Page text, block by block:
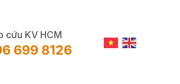
cứu KV HCM
699 8126